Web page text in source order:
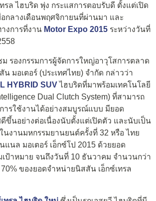
รล ไฮบริด พุ่ง กระแสการตอบรับดี ตั้งแต่เปิด
กลางเดือนพฤศจิกายนที่ผ่านมา และ
งการที่งาน Motor Expo 2015 ระหว่างวันที่
รองกรรมการผู้จัดการใหญ่อาวุโสการตลาด
มอเตอร์ (ประเทศไทย) จำกัด กล่าวว่า
HYBRID SUV ไฮบริดที่มาพร้อมเทคโนโลยี
Dual Clutch System) ที่สามารถ
ารใช้งานได้อย่างสมบูรณ์แบบ มียอด
ขึ้นอย่างต่อเนื่องนับตั้งแต่เปิดตัว และนับเป็น
นงานมหกรรมยานยนต์ครั้งที่ 32 หรือ ไทย
แนล มอเตอร์ เอ็กซ์โป 2015 ด้วยยอด
เป้าหมาย จนถึงวันที่ 10 ธันวาคม จำนวนกว่า
ของยอดจำหน่ายนิสสัน เอ็กซ์เทรล